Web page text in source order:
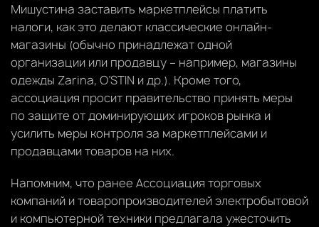
Мишустина заставить маркетплейсы платить
налоги, как это делают классические онлайн-
магазины (обычно принадлежат одной
организации или продавцу – например, магазины
одежды Zarina, O’STIN и др.). Кроме того,
ассоциация просит правительство принять меры
по защите от доминирующих игроков рынка и
усилить меры контроля за маркетплейсами и
продавцами товаров на них.
Напомним, что ранее Ассоциация торговых
компаний и товаропроизводителей электробытовой
и компьютерной техники предлагала ужесточить